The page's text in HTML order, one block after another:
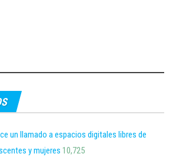
un llamado a espacios digitales libres de
y mujeres 10,725